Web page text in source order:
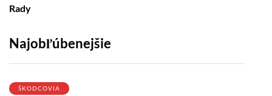
Rady
Najobľúbenejšie
ŠKODCOVIA